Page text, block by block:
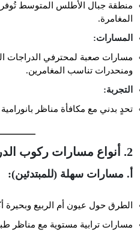
منطقة جبال الأطلس المتوسط تُوفر
المغامرة.
المسارات:
مسارات صعبة لمحترفي الدراجات
ومنحدرات تناسب المغامرين.
التجربة:
تحدٍ بدني مع مكافأة مناظر بانورامية
2. أنواع مسارات ركوب الدراجات
أ. مسارات سهلة (للمبتدئين):
الطرق حول عيون أم الربيع وبحيرة
مسارات ترابية مستوية مع مناظر